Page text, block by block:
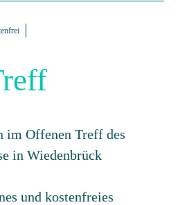
und kostenfreies